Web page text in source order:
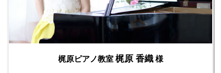
梶原ピアノ教室梶原 香織様